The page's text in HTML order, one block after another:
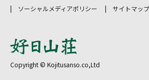
ソーシャルメディアポリシー
サイトマップ
Copyright © Kojitusanso.co,Ltd